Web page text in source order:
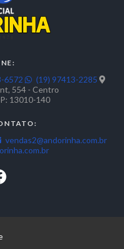
6572
(19) 97413-2285
554 - Centro
13010-140
vendas2@andorinha.com.br